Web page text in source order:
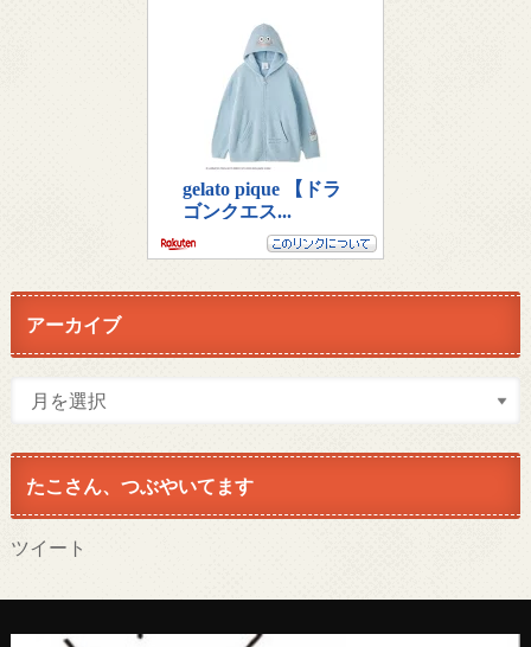
アーカイブ
たこさん、つぶやいてます
ツイート